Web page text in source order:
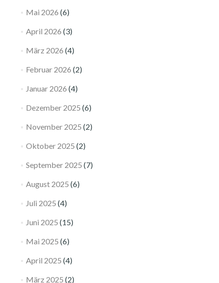
Mai 2026 (6)
April 2026 (3)
März 2026 (4)
Februar 2026 (2)
Januar 2026 (4)
Dezember 2025 (6)
November 2025 (2)
Oktober 2025 (2)
September 2025 (7)
August 2025 (6)
Juli 2025 (4)
Juni 2025 (15)
Mai 2025 (6)
April 2025 (4)
März 2025 (2)